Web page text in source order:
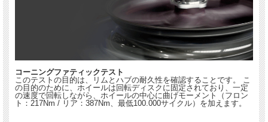
コーニングファティックテスト
このテストの目的は、リムとハブの耐久性を確認することです。 こ
の目的のために、ホイールは回転ディスクに固定されており、一定
の速度で回転しながら、ホイールの中心に曲げモーメント（フロン
ト：217Nm / リア：387Nm、最低100.000サイクル）を加えます。